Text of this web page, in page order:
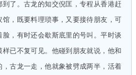
了。古龙的知交倪匡，专程从香港赶
，既要料理琐事，又要接待朋友，可
，有时还会歇斯底里的号叫。平时谈
已不复可见。他碰到朋友就说，他和
，古龙一走，他就象被劈成两半，活着